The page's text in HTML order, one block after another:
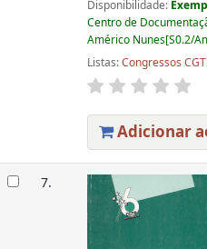
Disponibilidade:
Centro de
Américo Nunes[S0.2/
Listas:Congressos
Adicionar
7.